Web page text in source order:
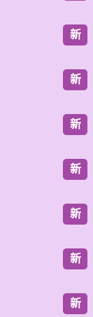
新
新
新
新
新
新
新